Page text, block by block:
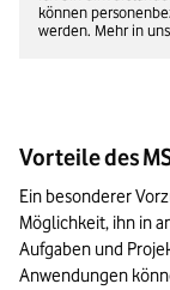
können
werden. Mehr in
Vorteile des
Ein besonderer
Möglichkeit, ihn in
Aufgaben und
Anwendungen